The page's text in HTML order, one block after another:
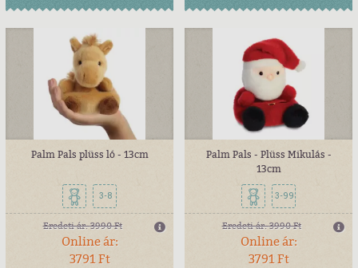
Palm Pals plüss ló - 13cm
3-8
Eredeti ár:3990 Ft
Online ár:
3791 Ft
Palm Pals - Plüss Mikulás -
13cm
3-99
Eredeti ár:3990 Ft
Online ár:
3791 Ft